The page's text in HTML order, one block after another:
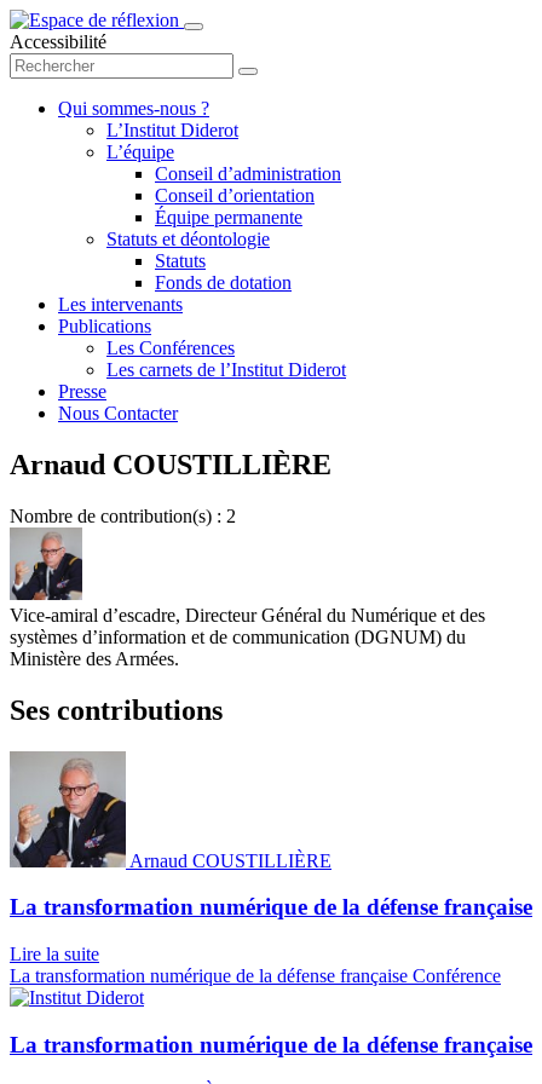
Accessibilité
Qui sommes-nous ?
L’Institut Diderot
L’équipe
Conseil d’administration
Conseil d’orientation
Équipe permanente
Statuts et déontologie
Statuts
Fonds de dotation
Les intervenants
Publications
Les Conférences
Les carnets de l’Institut Diderot
Presse
Nous Contacter
Arnaud COUSTILLIÈRE
Nombre de contribution(s) : 2
Vice-amiral d’escadre, Directeur Général du Numérique et des
systèmes d’information et de communication (DGNUM) du
Ministère des Armées.
Ses contributions
Arnaud COUSTILLIÈRE
La transformation numérique de la défense française
Lire la suite
La transformation numérique de la défense française Conférence
La transformation numérique de la défense française